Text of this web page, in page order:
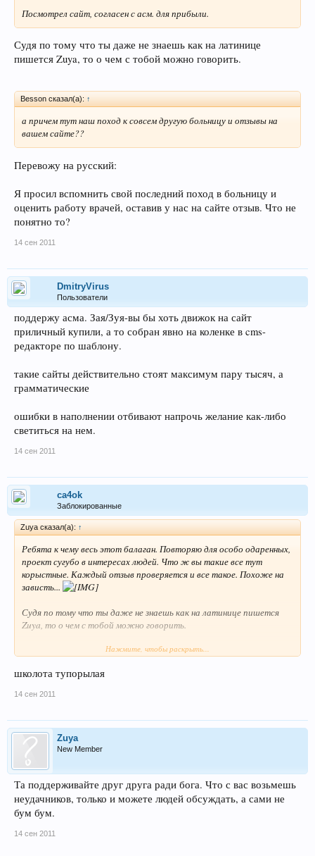
Посмотрел сайт, согласен с асм. для прибыли.
Судя по тому что ты даже не знаешь как на латинице
пишется Zuya, то о чем с тобой можно говорить.
Besson сказал(а): ↑
а причем тут наш поход к совсем другую больницу и отзывы на
вашем сайте??
Перевожу на русский:
Я просил вспомнить свой последний поход в больницу и
оценить работу врачей, оставив у нас на сайте отзыв. Что не
понятно то?
14 сен 2011
DmitryVirus
Пользователи
поддержу асма. Зая/Зуя-вы бы хоть движок на сайт
приличный купили, а то собран явно на коленке в cms-
редакторе по шаблону.
такие сайты действительно стоят максимум пару тысяч, а
грамматические
ошибки в наполнении отбивают напрочь желание как-либо
светиться на нем.
14 сен 2011
ca4ok
Заблокированные
Zuya сказал(а): ↑
Ребята к чему весь этот балаган. Повторяю для особо одаренных,
проект сугубо в интересах людей. Что ж вы такие все тут
корыстные. Каждый отзыв проверяется и все такое. Похоже на
зависть...
Судя по тому что ты даже не знаешь как на латинице пишется
Zuya, то о чем с тобой можно говорить.
Перевожу на русский:
Я просил вспомнить свой последний поход в больницу и оценить
работу врачей, оставив у нас на сайте отзыв. Что не понятно то?
Нажмите, чтобы раскрыть...
школота тупорылая
14 сен 2011
Zuya
New Member
Та поддерживайте друг друга ради бога. Что с вас возьмешь
неудачников, только и можете людей обсуждать, а сами не
бум бум.
14 сен 2011